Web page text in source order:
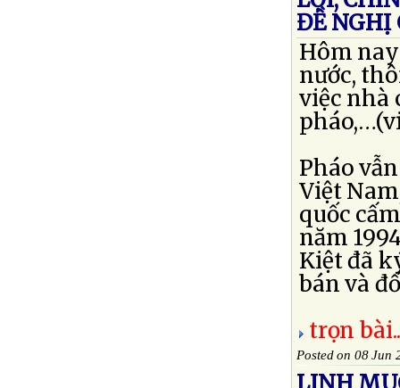
ĐỀ NGHỊ
Hôm
nước,
việc nhà
Pháo
Việt
quốc
năm
Kiệt đã
bán và
trọn
Posted on 08 Jun